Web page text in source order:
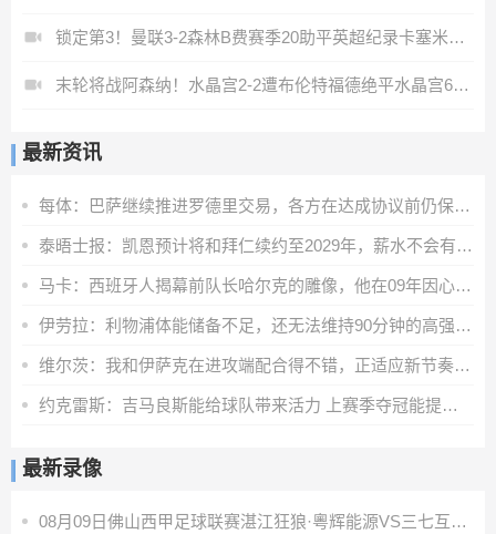
锁定第3！曼联3-2森林B费赛季20助平英超纪录卡塞米罗主场告别
末轮将战阿森纳！水晶宫2-2遭布伦特福德绝平水晶宫6轮不胜
最新资讯
每体：巴萨继续推进罗德里交易，各方在达成协议前仍保持谨慎态度
泰晤士报：凯恩预计将和拜仁续约至2029年，薪水不会有重大调整
马卡：西班牙人揭幕前队长哈尔克的雕像，他在09年因心脏病离世
伊劳拉：利物浦体能储备不足，还无法维持90分钟的高强度比赛
维尔茨：我和伊萨克在进攻端配合得不错，正适应新节奏和训练要求
约克雷斯：吉马良斯能给球队带来活力 上赛季夺冠能提振球队信心
最新录像
08月09日佛山西甲足球联赛湛江狂狼·粵辉能源VS三七互娱全场录像